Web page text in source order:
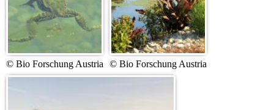
© Bio Forschung Austria © Bio Forschung Austria